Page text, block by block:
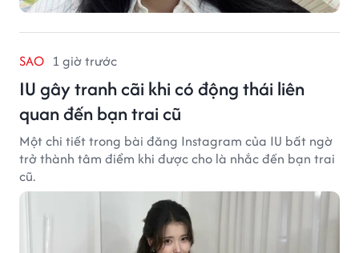
SAO 1 giờ trước
IU gây tranh cãi khi có động thái liên
quan đến bạn trai cũ
Một chi tiết trong bài đăng Instagram của IU bất ngờ
trở thành tâm điểm khi được cho là nhắc đến bạn trai
cũ.